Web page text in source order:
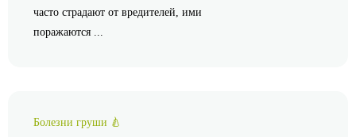
часто страдают от вредителей, ими
поражаются ...
Болезни груши 🍐